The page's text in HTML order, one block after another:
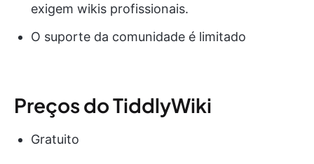
exigem wikis profissionais.
O suporte da comunidade é limitado
Preços do TiddlyWiki
Gratuito